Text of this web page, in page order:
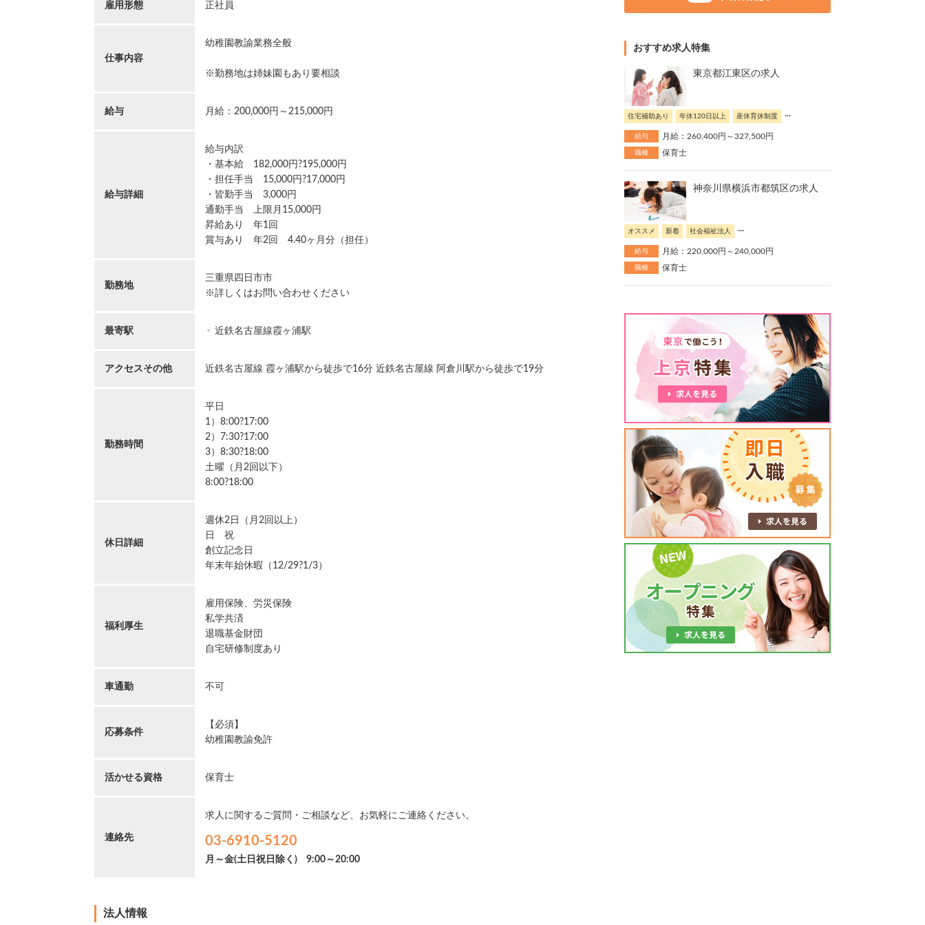
雇用形態 正社員
仕事内容
幼稚園教諭業務全般
※勤務地は姉妹園もあり要相談
給与 月給：200,000円～215,000円
給与詳細
給与内訳
・基本給 182,000円?195,000円
・担任手当 15,000円?17,000円
・皆勤手当 3,000円
通勤手当 上限月15,000円
昇給あり 年1回
賞与あり 年2回 4.40ヶ月分（担任）
勤務地
三重県四日市市
※詳しくはお問い合わせください
最寄駅 近鉄名古屋線霞ヶ浦駅
アクセスその他 近鉄名古屋線 霞ヶ浦駅から徒歩で16分 近鉄名古屋線 阿倉川駅から徒歩で19分
勤務時間
平日
1）8:00?17:00
2）7:30?17:00
3）8:30?18:00
土曜（月2回以下）
8:00?18:00
休日詳細
週休2日（月2回以上）
日 祝
創立記念日
年末年始休暇（12/29?1/3）
福利厚生
雇用保険、労災保険
私学共済
退職基金財団
自宅研修制度あり
車通勤 不可
応募条件
【必須】
幼稚園教諭免許
活かせる資格 保育士
連絡先
求人に関するご質問・ご相談など、お気軽にご連絡ください。
03-6910-5120
月～金(土日祝日除く) 9:00～20:00
法人情報
おすすめ求人特集
東京都江東区の求人
住宅補助あり 年休120日以上 産休育休制度 ...
給与 月給：260,400円～327,500円
職種 保育士
神奈川県横浜市都筑区の求人
オススメ 新着 社会福祉法人 ...
給与 月給：220,000円～240,000円
職種 保育士